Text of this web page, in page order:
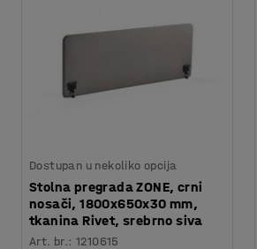
Dostupan u nekoliko opcija
Stolna pregrada ZONE, crni
nosači, 1800x650x30 mm,
tkanina Rivet, srebrno siva
Art. br.:1210615